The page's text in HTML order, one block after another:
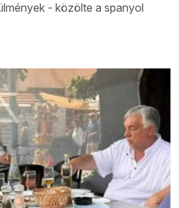
- közölte a spanyol